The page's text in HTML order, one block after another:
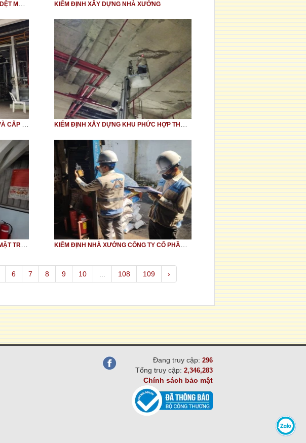
KIỂM ĐỊNH XÂY DỰNG NHÀ XƯỞNG
6 7 8 9 10 108 109 ›
Đang truy cập: 296
Tổng truy cập: 2,346,283
Chính sách bảo mật